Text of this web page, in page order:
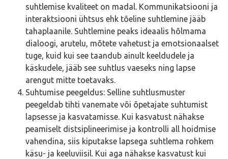
suhtlemise kvaliteet on madal. Kommunikatsiooni ja
interaktsiooni ühtsus ehk tõeline suhtlemine jääb
tahaplaanile. Suhtlemine peaks ideaalis hõlmama
dialoogi, arutelu, mõtete vahetust ja emotsionaalset
tuge, kuid kui see taandub ainult keeldudele ja
käskudele, jääb see suhtlus vaeseks ning lapse
arengut mitte toetavaks.
Suhtumise peegeldus: Selline suhtlusmuster
peegeldab tihti vanemate või õpetajate suhtumist
lapsesse ja kasvatamisse. Kui kasvatust nähakse
peamiselt distsiplineerimise ja kontrolli all hoidmise
vahendina, siis kiputakse lapsega suhtlema rohkem
käsu- ja keeluviisil. Kui aga nähakse kasvatust kui